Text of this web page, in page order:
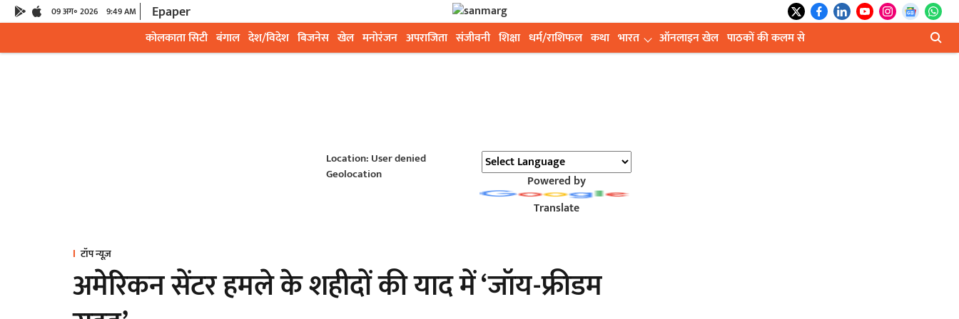
09 अग॰ 2026 9:49 AM Epaper
कोलकाता सिटी बंगाल देश/विदेश बिजनेस खेल मनोरंजन अपराजिता संजीवनी शिक्षा धर्म/राशिफल कथा भारत ऑनलाइन खेल पाठकों की कलम से
Location: User denied
Geolocation
Powered by
Translate
टॉप न्यूज़
अमेरिकन सेंटर हमले के शहीदों की याद में ‘जॉय-फ्रीडम